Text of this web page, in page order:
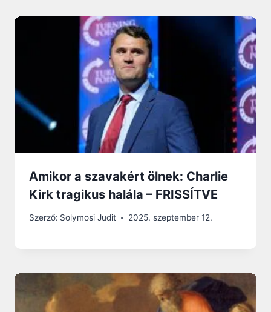
Amikor a szavakért ölnek: Charlie
Kirk tragikus halála – FRISSÍTVE
Szerző: Solymosi Judit 2025. szeptember 12.